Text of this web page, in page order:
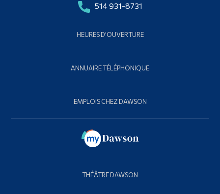
514 931-8731
HEURES D'OUVERTURE
ANNUAIRE TÉLÉPHONIQUE
EMPLOIS CHEZ DAWSON
THÉÂTRE DAWSON